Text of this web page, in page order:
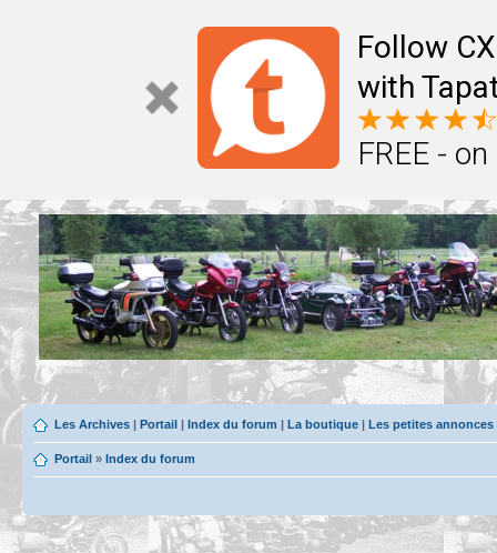
Follow
with
FREE -
Les Archives | Portail | Index du forum | La boutique | Les petites
Portail » Index du forum